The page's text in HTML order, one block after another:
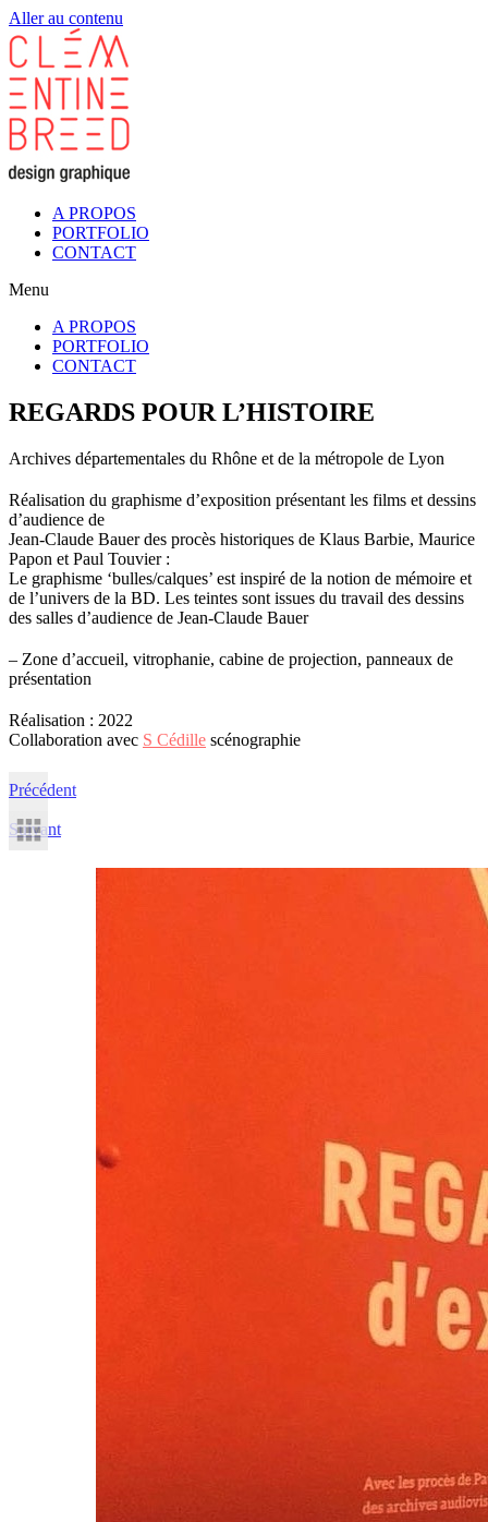
Aller au contenu
A PROPOS
PORTFOLIO
CONTACT
Menu
A PROPOS
PORTFOLIO
CONTACT
REGARDS POUR L’HISTOIRE
Archives départementales du Rhône et de la métropole de Lyon
Réalisation du graphisme d’exposition présentant les films et dessins
d’audience de
Jean-Claude Bauer des procès historiques de Klaus Barbie, Maurice
Papon et Paul Touvier :
Le graphisme ‘bulles/calques’ est inspiré de la notion de mémoire et
de l’univers de la BD. Les teintes sont issues du travail des dessins
des salles d’audience de Jean-Claude Bauer
– Zone d’accueil, vitrophanie, cabine de projection, panneaux de
présentation
Réalisation : 2022
Collaboration avec S Cédille scénographie
Précédent
Suivant